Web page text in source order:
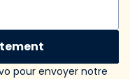
pour envoyer notre